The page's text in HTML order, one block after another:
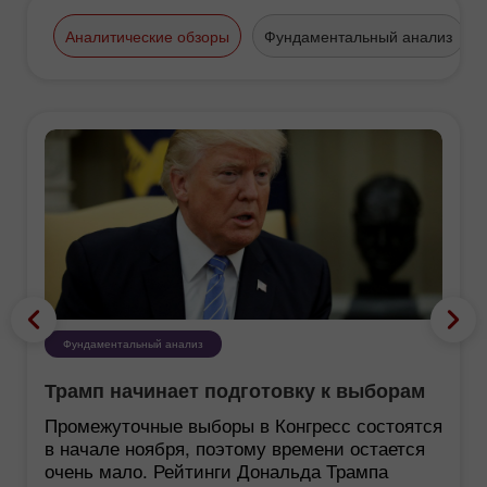
Аналитические обзоры Фундаментальный анализ
Фундаментальный анализ
Трамп начинает подготовку к выборам
Промежуточные выборы в Конгресс состоятся
в начале ноября, поэтому времени остается
очень мало. Рейтинги Дональда Трампа